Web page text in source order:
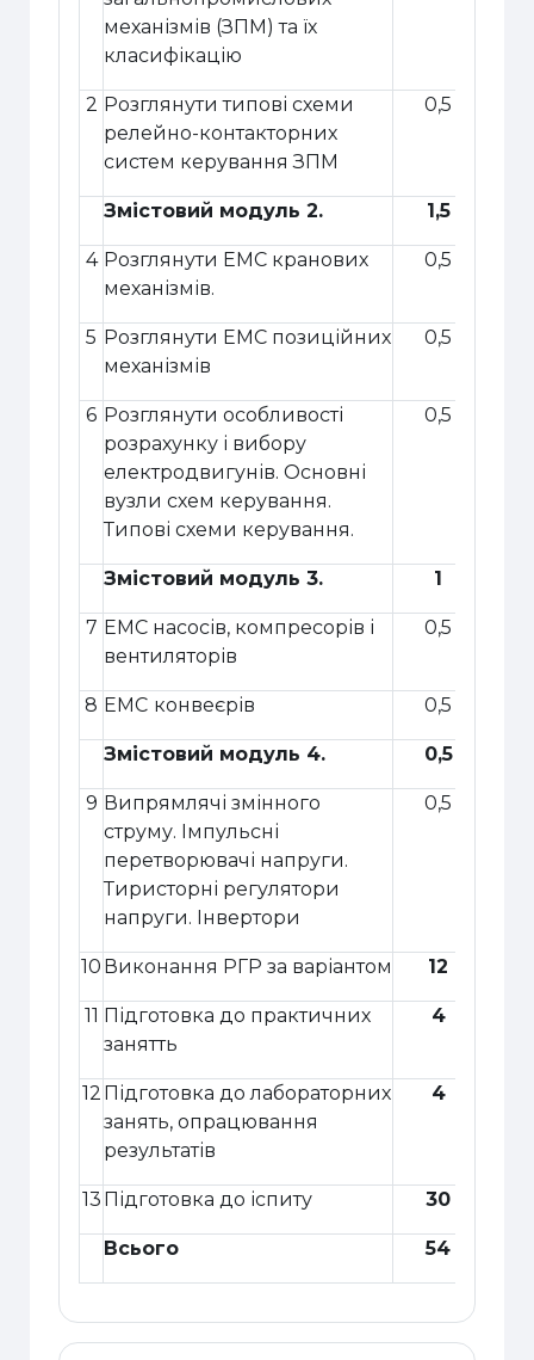
механізмів (ЗПМ)та їх
класифікацію
2 Розглянути типові схеми
релейно-контакторних
систем керування ЗПМ
0,5
Змістовий модуль 2. 1,5
4 Розглянути ЕМС кранових
механізмів.
0,5
5 Розглянути ЕМС позиційних
механізмів
0,5
6 Розглянутиособливості
розрахунку і вибору
електродвигунів. Основні
вузли схем керування.
Типові схеми керування.
0,5
Змістовий модуль 3. 1
7 ЕМС насосів, компресорів і
вентиляторів
0,5
8 ЕМС конвеєрів 0,5
Змістовий модуль 4. 0,5
9 Випрямлячі змінного
струму. Імпульсні
перетворювачі напруги.
Тиристорні регулятори
напруги. Інвертори
0,5
10 Виконання РГР за варіантом 12
11 Підготовка до практичних
занятть
4
12 Підготовка до лабораторних
занять, опрацювання
результатів
4
13 Підготовка до іспиту 30
Всього 54